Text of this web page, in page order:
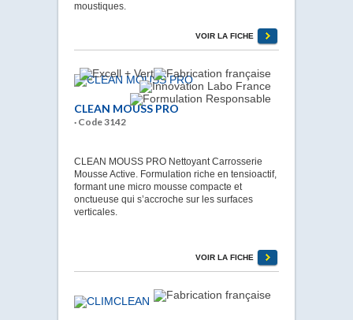
moustiques.
VOIR LA FICHE
CLEAN MOUSS PRO
· Code 3142
CLEAN MOUSS PRO Nettoyant Carrosserie
Mousse Active. Formulation riche en tensioactif,
formant une micro mousse compacte et
onctueuse qui s’accroche sur les surfaces
verticales.
VOIR LA FICHE